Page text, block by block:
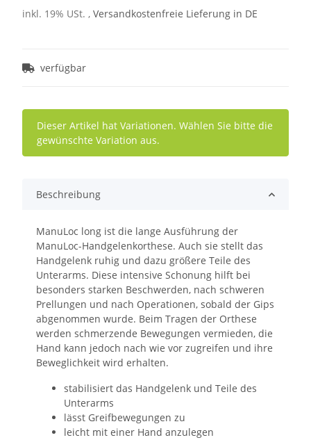
inkl. 19% USt. , Versandkostenfreie Lieferung in DE
verfügbar
x
Dieser Artikel hat Variationen. Wählen Sie bitte die
gewünschte Variation aus.
Beschreibung
ManuLoc long ist die lange Ausführung der
ManuLoc-Handgelenkorthese. Auch sie stellt das
Handgelenk ruhig und dazu größere Teile des
Unterarms. Diese intensive Schonung hilft bei
besonders starken Beschwerden, nach schweren
Prellungen und nach Operationen, sobald der Gips
abgenommen wurde. Beim Tragen der Orthese
werden schmerzende Bewegungen vermieden, die
Hand kann jedoch nach wie vor zugreifen und ihre
Beweglichkeit wird erhalten.
stabilisiert das Handgelenk und Teile des
Unterarms
lässt Greifbewegungen zu
leicht mit einer Hand anzulegen